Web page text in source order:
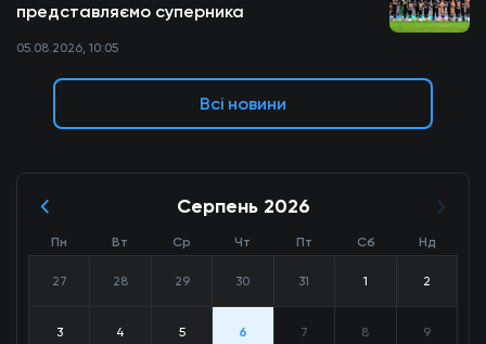
представляємо суперника
05.08.2026, 10:05
Всі новини
Серпень 2026
Пн Вт Ср Чт Пт Сб Нд
27 28 29 30 31 1 2
3 4 5 6 7 8 9